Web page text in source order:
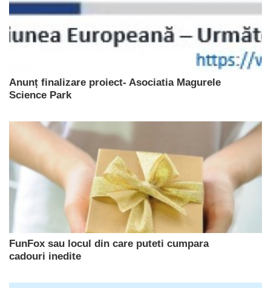
Anunț finalizare proiect- Asociatia Magurele
Science Park
FunFox sau locul din care puteti cumpara
cadouri inedite